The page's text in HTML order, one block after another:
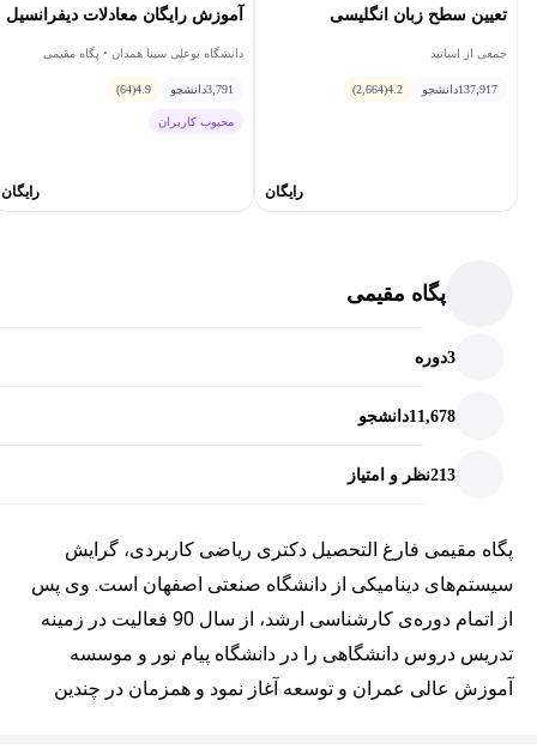
تعیین سطح زبان انگلیسی
جمعی از اساتید
137,917دانشجو 4.2
(2,664)
رایگان
آموزش رایگان معادلات دیفرانسیل
دانشگاه بوعلی سینا همدان • پگاه مقیمی
3,791دانشجو 4.9
(64)
محبوب کاربران
رایگان
پگاه مقیمی
3دوره
11,678دانشجو
213نظر و امتیاز